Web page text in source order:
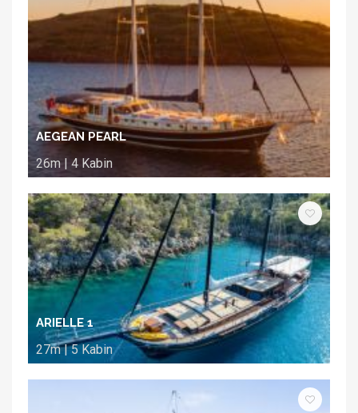
AEGEAN PEARL
26m | 4 Kabin
ARIELLE 1
27m | 5 Kabin